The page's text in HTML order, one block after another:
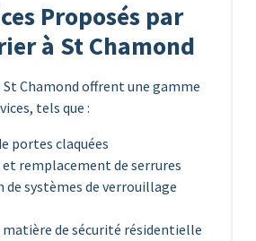
Proposés par
à St Chamond
St Chamond offrent une gamme
tels que :
portes claquées
remplacement de serrures
systèmes de verrouillage
matière de sécurité résidentielle